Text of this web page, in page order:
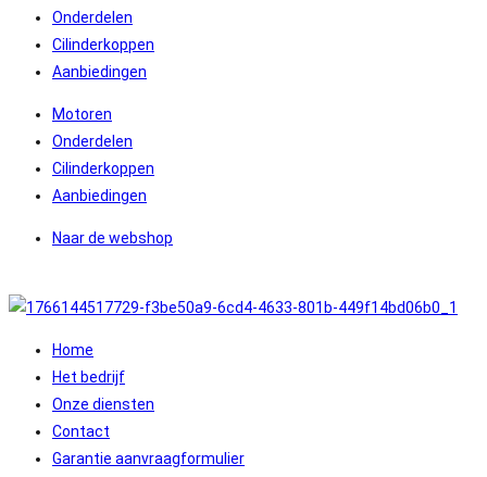
Onderdelen
Cilinderkoppen
Aanbiedingen
Motoren
Onderdelen
Cilinderkoppen
Aanbiedingen
Naar de webshop
Home
Het bedrijf
Onze diensten
Contact
Garantie aanvraagformulier